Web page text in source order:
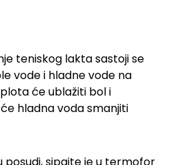
teniskog lakta sastoji se
vode i hladne vode na
će ublažiti bol i
hladna voda smanjiti
posudi, sipajte je u termofor